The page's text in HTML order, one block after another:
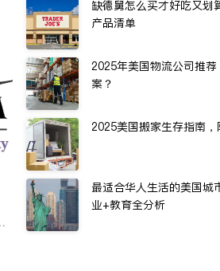
缺德舅怎么买才好吃又划
产品清单
2025年美国物流公司推
案？
2025美国搬家生存指南，
最适合华人生活的美国
业+教育全分析